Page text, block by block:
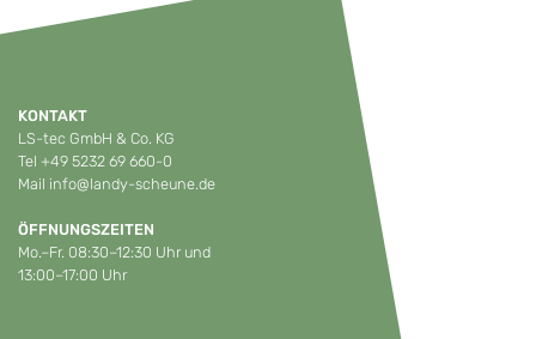
KONTAKT
LS-tec GmbH & Co. KG
Tel +49 5232 69 660-0
Mail info@landy-scheune.de
ÖFFNUNGSZEITEN
Mo.–Fr. 08:30–12:30 Uhr und
13:00–17:00 Uhr